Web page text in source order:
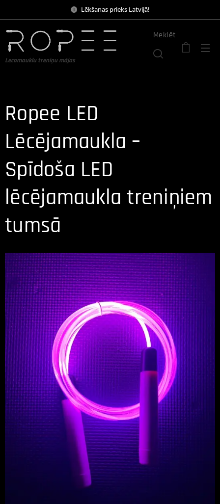
Lēkšanas prieks Latvijā!
Lecamauklu treniņu mājas
Meklēt
Ropee LED
Lēcējamaukla –
Spīdoša LED
lēcējamaukla treniņiem
tumsā